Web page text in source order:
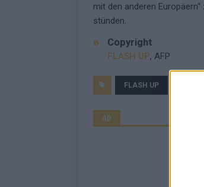
mit den anderen
stünden.
Copyright
FLASH UP, AFP
FLASH UP
AD